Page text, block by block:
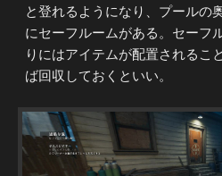
と登れるようになり、プールの
にセーフルームがある。セーフ
りにはアイテムが配置されるこ
ば回収しておくといい。